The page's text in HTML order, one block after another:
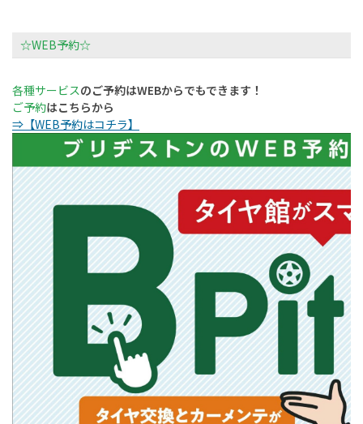
☆WEB予約☆
各種サービスのご予約はWEBからでもできます！
ご予約はこちらから
⇒【WEB予約はコチラ】